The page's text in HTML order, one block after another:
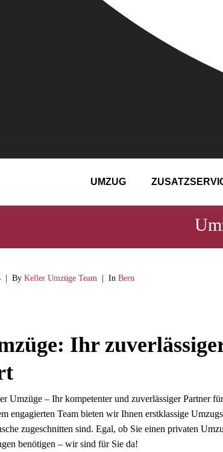
UMZUG
By Keller Umzüge Team In Bern
Ihr
Umzüge – Ihr kompetenter und zuverlässiger Partner
engagierten Team bieten wir Ihnen erstklassige
zugeschnitten sind. Egal, ob Sie einen privaten
benötigen – wir sind für Sie da!